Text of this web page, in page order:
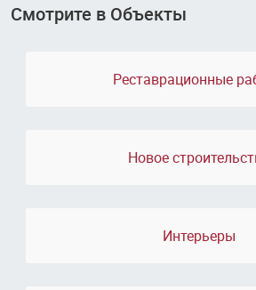
Смотрите в Объекты
Реставрационные
Новое
Интерьеры